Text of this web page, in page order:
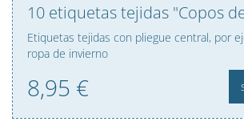
10 etiquetas tejidas "Copos
Etiquetas tejidas con pliegue central, por
ropa de invierno
8,95 €